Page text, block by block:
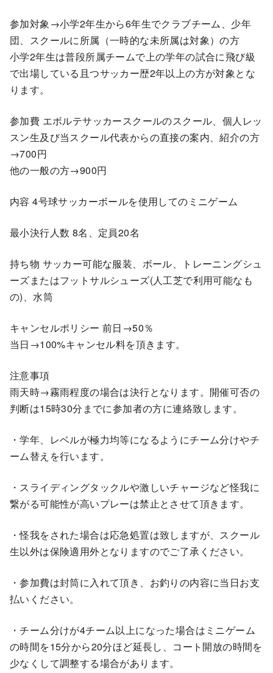
参加対象→小学2年生から6年生でクラブチーム、少年
団、スクールに所属（一時的な未所属は対象）の方
小学2年生は普段所属チームで上の学年の試合に飛び級
で出場している且つサッカー歴2年以上の方が対象とな
ります。
参加費 エボルテサッカースクールのスクール、個人レッ
スン生及び当スクール代表からの直接の案内、紹介の方
→700円
他の一般の方→900円
内容 4号球サッカーボールを使用してのミニゲーム
最小決行人数 8名、定員20名
持ち物 サッカー可能な服装、ボール、トレーニングシュ
ーズまたはフットサルシューズ(人工芝で利用可能なも
の)、水筒
キャンセルポリシー 前日→50％
当日→100%キャンセル料を頂きます。
注意事項
雨天時→霧雨程度の場合は決行となります。開催可否の
判断は15時30分までに参加者の方に連絡致します。
・学年、レベルが極力均等になるようにチーム分けやチ
ーム替えを行います。
・スライディングタックルや激しいチャージなど怪我に
繋がる可能性が高いプレーは禁止とさせて頂きます。
・怪我をされた場合は応急処置は致しますが、スクール
生以外は保険適用外となりますのでご了承ください。
・参加費は封筒に入れて頂き、お釣りの内容に当日お支
払いください。
・チーム分けが4チーム以上になった場合はミニゲーム
の時間を15分から20分ほど延長し、コート開放の時間を
少なくして調整する場合があります。